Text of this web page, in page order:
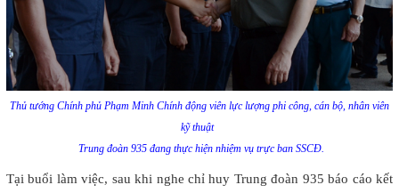
Thủ tướng Chính phủ Phạm Minh Chính động viên lực lượng phi công, cán bộ, nhân viên
kỹ thuật
Trung đoàn 935 đang thực hiện nhiệm vụ trực ban SSCĐ.
Tại buổi làm việc, sau khi nghe chỉ huy Trung đoàn 935 báo cáo kết